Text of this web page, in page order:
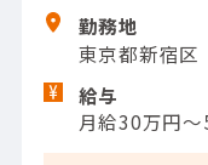
勤務地
東京都新宿区
給与
月給30万円